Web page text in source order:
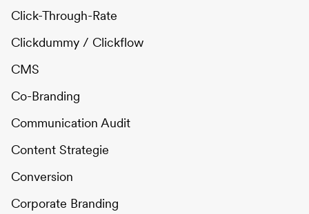
Click-Through-Rate
Clickdummy / Clickflow
CMS
Co-Branding
Communication Audit
Content Strategie
Conversion
Corporate Branding